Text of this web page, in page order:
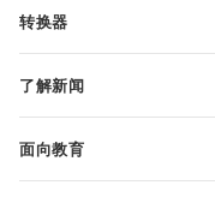
文本文档模板
转换器
转换电子表格
了解新闻
面向教育